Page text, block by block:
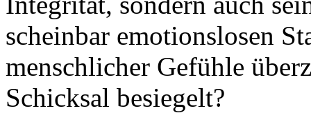
scheinbar emotionslosen
menschlicher Gefühle
Schicksal besiegelt?